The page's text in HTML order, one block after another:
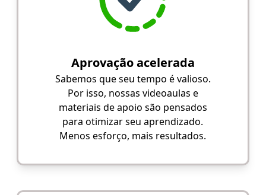
Aprovação acelerada
Sabemos que seu tempo é valioso.
Por isso, nossas videoaulas e
materiais de apoio são pensados
para otimizar seu aprendizado.
Menos esforço, mais resultados.